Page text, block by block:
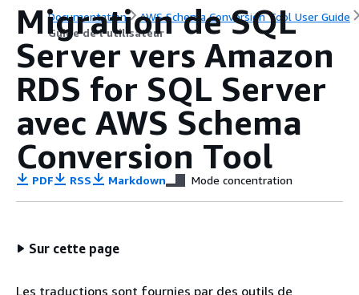
Documentation
AWS Schema Conversion Tool User Guide
Guide de l’utilisateur
Migration de SQL
Server vers Amazon
RDS for SQL Server
avec AWS Schema
Conversion Tool
PDF RSS Markdown Mode concentration
Sur cette page
Les traductions sont fournies par des outils de